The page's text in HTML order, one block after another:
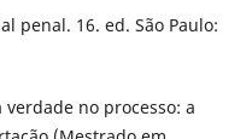
penal. 16. ed. São Paulo:
verdade no processo: a